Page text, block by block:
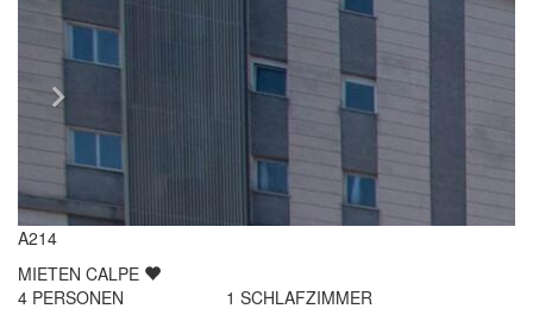
A214
MIETEN CALPE
4 PERSONEN 1 SCHLAFZIMMER